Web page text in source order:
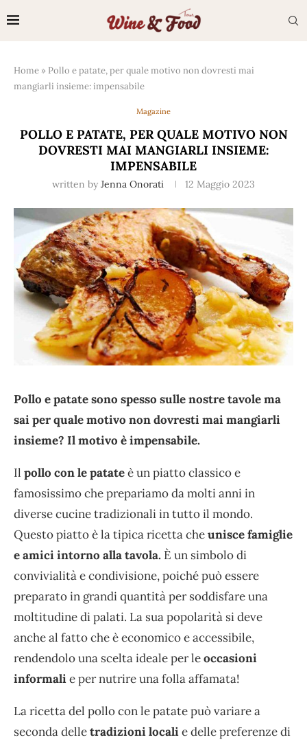
Home » Pollo e patate, per quale motivo non dovresti mai
mangiarli insieme: impensabile
Magazine
POLLO E PATATE, PER QUALE MOTIVO NON
DOVRESTI MAI MANGIARLI INSIEME:
IMPENSABILE
written by Jenna Onorati 12 Maggio 2023
Pollo e patate sono spesso sulle nostre tavole ma
sai per quale motivo non dovresti mai mangiarli
insieme? Il motivo è impensabile.
Il pollo con le patateè un piatto classico e
famosissimo che prepariamo da molti anni in
diverse cucine tradizionali in tutto il mondo.
Questo piatto è la tipica ricetta cheunisce famiglie
e amici intorno alla tavola. È un simbolo di
convivialità e condivisione, poiché può essere
preparato in grandi quantità per soddisfare una
moltitudine di palati. La sua popolarità si deve
anche al fatto che è economico e accessibile,
rendendolo una scelta ideale per leoccasioni
informalie per nutrire una folla affamata!
La ricetta del pollo con le patate può variare a
seconda delletradizioni localie delle preferenze di